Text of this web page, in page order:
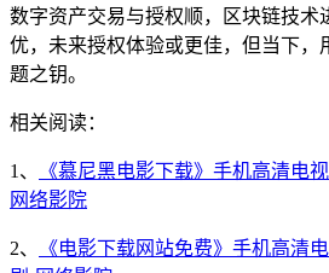
数字资产交易与授权顺，区块链技术
优，未来授权体验或更佳，但当下，
题之钥。
相关阅读：
1、
《慕尼黑电影下载》手机高清电
网络影院
2、
《电影下载网站免费》手机高清